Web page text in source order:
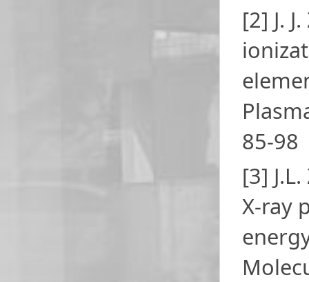
[2] J.
85-98
[3]
X-ray